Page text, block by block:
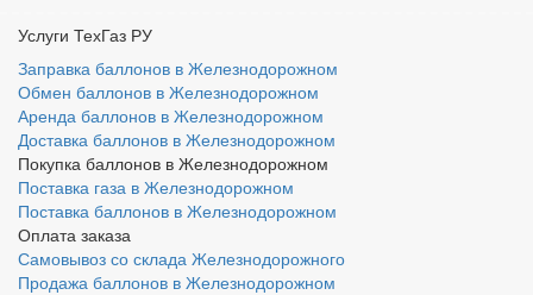
Услуги ТехГаз РУ
Заправка баллонов в Железнодорожном
Обмен баллонов в Железнодорожном
Аренда баллонов в Железнодорожном
Доставка баллонов в Железнодорожном
Покупка баллонов в Железнодорожном
Поставка газа в Железнодорожном
Поставка баллонов в Железнодорожном
Оплата заказа
Самовывоз со склада Железнодорожного
Продажа баллонов в Железнодорожном